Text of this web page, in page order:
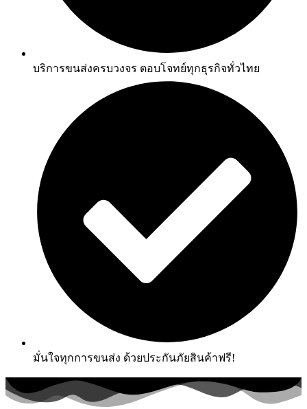
บริการขนส่งครบวงจร ตอบโจทย์ทุกธุรกิจทั่วไทย
มั่นใจทุกการขนส่ง ด้วยประกันภัยสินค้าฟรี!